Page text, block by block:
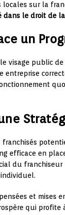
sur la
dans le droit de
un
visage public
entreprise
efficace en
du
et mises
qui profite